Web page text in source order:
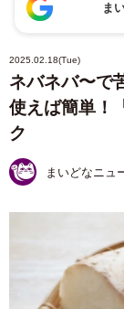
ま
2025.02.18(Tue)
ネバネバ〜で
使えば簡単！
ク
まいどなニュ